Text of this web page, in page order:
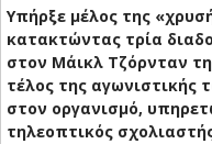
Yπήρξε μέλος της
κατακτώντας τρία
στον Μάικλ Τζόρνταν
τέλος της αγωνιστικής
στον οργανισμό,
τηλεοπτικός